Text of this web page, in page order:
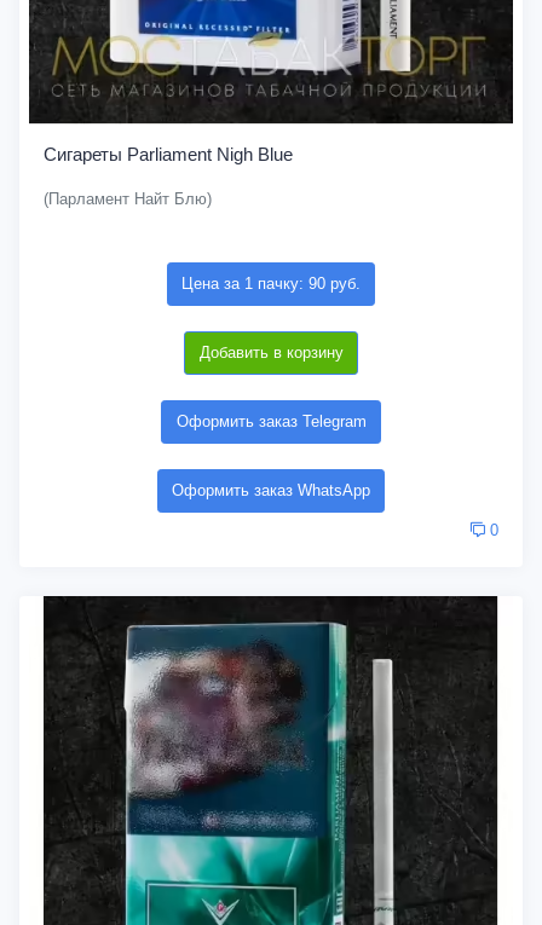
Сигареты Parliament Nigh Blue
(Парламент Найт Блю)
Цена за 1 пачку: 90 руб.
Добавить в корзину
Оформить заказ Telegram
Оформить заказ WhatsApp
0